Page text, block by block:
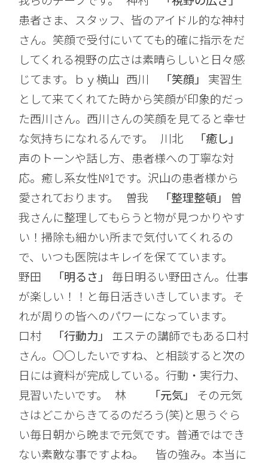
患者さま、スタッフ、皆のアイドル的な神村
さん。笑顔で受付にいてても的確に指示をだ
してくれる視野の広さは素晴らしいと日々感
じてます。ｂｙ横山 西川
「笑顔」
実習生
として来てくれてた時から笑顔が印象的だっ
た西川さん。西川さんの笑顔を見てると幸せ
な気持ちになれるんです。 川北
「癒し」
声のトーンや話し方、患者様への丁寧な対
応。癒し系女性№1です。沢山の患者様から
愛されております。 曽我
「整理整頓」
曽
我さんに整理してもらうと物が見つかりやす
い！掃除も細かい所まで気付いてくれるの
で、いつも医院はキレイを保てています。
野田
「明るさ」
毎日明るい野田さん。仕事
が楽しい！！と毎日活きいきしています。そ
れが周りの皆へのパワーになっています。
口村
「行動力」
エステの講師でもある口村
さん。〇〇したいですね、と相談すると次の
日には資料が完成している。行動・実行力、
見習いたいです。 林
「元気」
その元気
さはどこからきてるのだろう(笑)と思うぐら
い毎日朝から晩まで元気です。普通ではでき
ない素敵な事ですよね。 皆の強み。本当に